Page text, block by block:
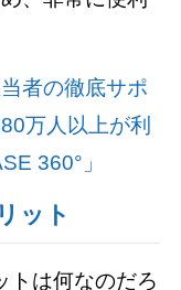
者の徹底サポ
万人以上が利
360°」
ット
トは何なのだろ